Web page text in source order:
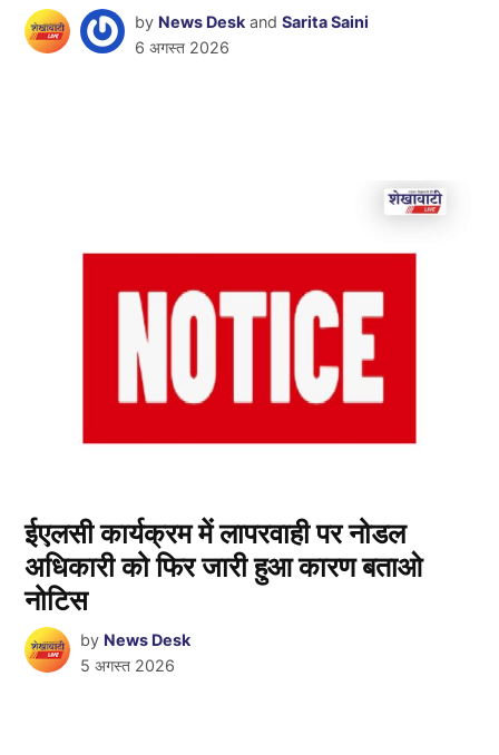
by News Desk andSarita Saini
6 अगस्त 2026
ईएलसी कार्यक्रम में लापरवाही पर नोडल
अधिकारी को फिर जारी हुआ कारण बताओ
नोटिस
by News Desk
5 अगस्त 2026